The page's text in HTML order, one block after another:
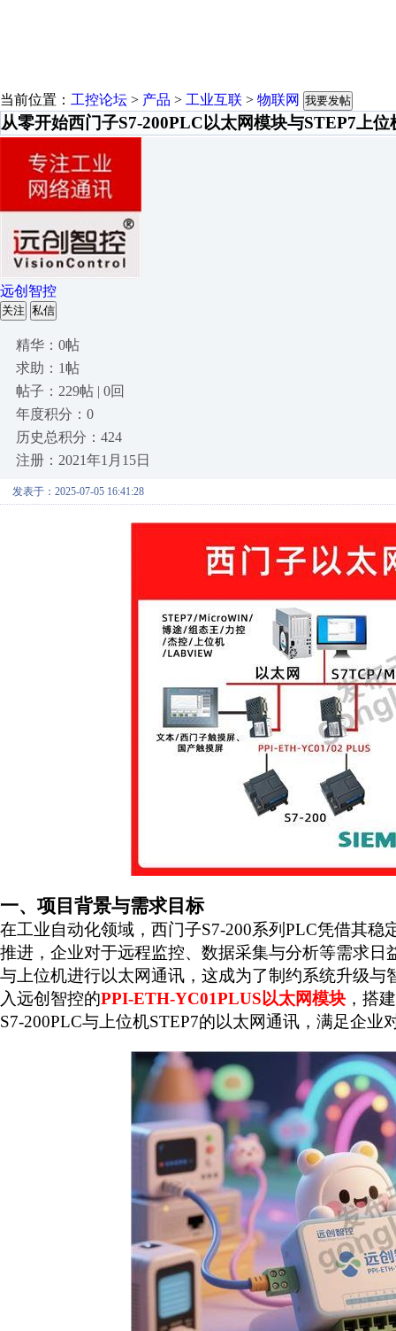
当前位置： 工控论坛 > 产品 > 工业互联 > 物联网 我要发帖
从零开始西门子S7-200PLC以太网模块与STEP7上位
远创智控
关注 私信
精华：0帖
求助：1帖
帖子：229帖 | 0回
年度积分：0
历史总积分：424
注册：2021年1月15日
发表于：2025-07-05 16:41:28
一、项目背景与需求目标
在工业自动化领域，西门子S7-200系列 PLC凭借其稳
推进，企业对于远程监控、数据采集与分析等需求日
与上位机进行以太网通讯，这成为了制约系统升级
入远创智控的PPI-ETH-YC01PLUS 以太网模块，搭
S7-200PLC与上位机STEP7的以太网通讯，满足企业